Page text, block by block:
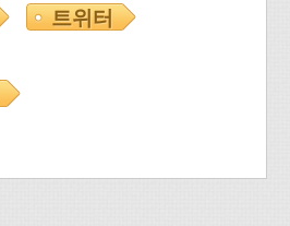
트위터